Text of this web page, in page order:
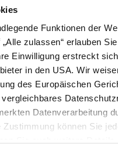
Funktionen der
zulassen“ erlauben
Einwilligung erstreckt
in den USA. Wir
des Europäischen
Datenverarbeitung
können Sie
für Apfelbäume
für Birnbäume